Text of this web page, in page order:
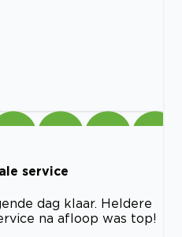
service
dag klaar. Heldere
na afloop was top!